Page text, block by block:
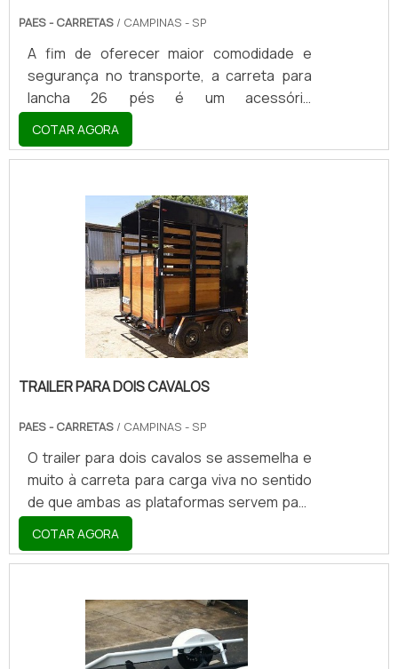
PAES - CARRETAS / CAMPINAS - SP
A fim de oferecer maior comodidade e
segurança no transporte, a carreta para
lancha 26 pés é um acessório
indispensável para qualquer proprietário
deste veículo, tendo em vista a elevada
facilidade encontrada para a locomoção da
lanchas de 26 pés possui a sua estrutura
vazada, além de um tamanho maior,
devendo ser adquirida com cuidado para
que supra corretamente as necessidades
de sua utilização, sem oferecer riscos
durante o transporte.CARACTERÍSTICA.
COTAR AGORA
TRAILER PARA DOIS CAVALOS
PAES - CARRETAS / CAMPINAS - SP
O trailer para dois cavalos se assemelha e
muito à carreta para carga viva no sentido
de que ambas as plataformas servem para
transportar animais vivos e de médio-
grande porte. Além de contar com uma
espécie de porta de içamento, que por sua
os cavalos conseguem adentrar o trailer
com a mais absoluta segurança, o trailer
que se destina a receber dois diferentes
COTAR AGORA